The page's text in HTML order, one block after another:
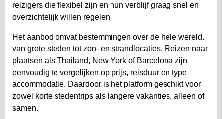
reizigers die flexibel zijn en hun verblijf graag snel en
overzichtelijk willen regelen.
Het aanbod omvat bestemmingen over de hele wereld,
van grote steden tot zon- en strandlocaties. Reizen naar
plaatsen als Thailand, New York of Barcelona zijn
eenvoudig te vergelijken op prijs, reisduur en type
accommodatie. Daardoor is het platform geschikt voor
zowel korte stedentrips als langere vakanties, alleen of
samen.